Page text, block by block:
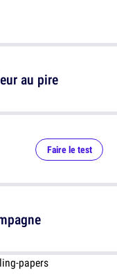
au pire
Faire le test